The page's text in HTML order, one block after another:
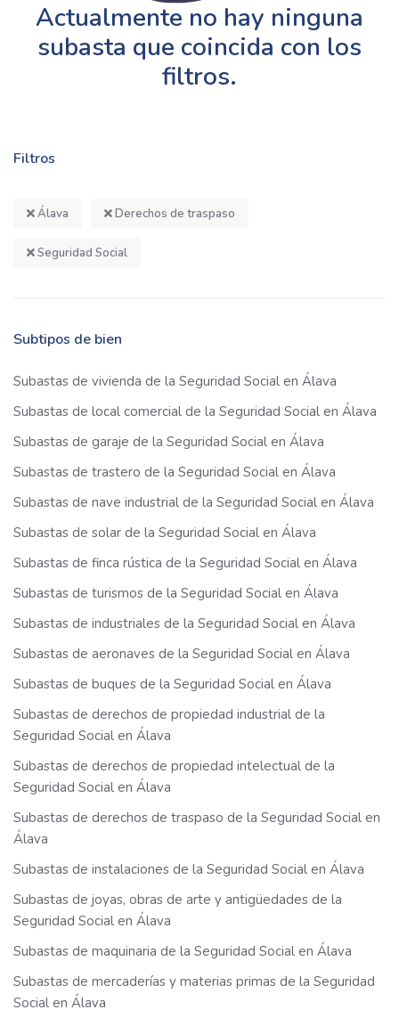
Filtros
Álava Derechos de traspaso
Seguridad Social
Subtipos de bien
Subastas de vivienda de la Seguridad Social en Álava
Subastas de local comercial de la Seguridad Social en Álava
Subastas de garaje de la Seguridad Social en Álava
Subastas de trastero de la Seguridad Social en Álava
Subastas de nave industrial de la Seguridad Social en Álava
Subastas de solar de la Seguridad Social en Álava
Subastas de finca rústica de la Seguridad Social en Álava
Subastas de turismos de la Seguridad Social en Álava
Subastas de industriales de la Seguridad Social en Álava
Subastas de aeronaves de la Seguridad Social en Álava
Subastas de buques de la Seguridad Social en Álava
Subastas de derechos de propiedad industrial de la
Seguridad Social en Álava
Subastas de derechos de propiedad intelectual de la
Seguridad Social en Álava
Subastas de derechos de traspaso de la Seguridad Social en
Álava
Subastas de instalaciones de la Seguridad Social en Álava
Subastas de joyas, obras de arte y antigüedades de la
Seguridad Social en Álava
Subastas de maquinaria de la Seguridad Social en Álava
Subastas de mercaderías y materias primas de la Seguridad
Social en Álava
Actualmente no hay ninguna
subasta que coincida con los
filtros.